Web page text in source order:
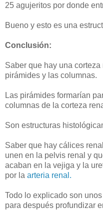
25 agujeritos por donde
Bueno y esto es una
Conclusión:
Saber que hay una
pirámides y las columnas.
Las pirámides formarían
columnas de la corteza
Son estructuras
Saber que hay cálices
unen en la pelvis renal y
acaban en la vejiga y la
por la arteria renal.
Todo lo explicado son
para después profundizar